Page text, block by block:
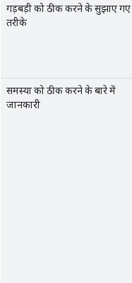
गड़बड़ी को ठीक करने के सुझाए गए
तरीके
समस्या को ठीक करने के बारे में
जानकारी